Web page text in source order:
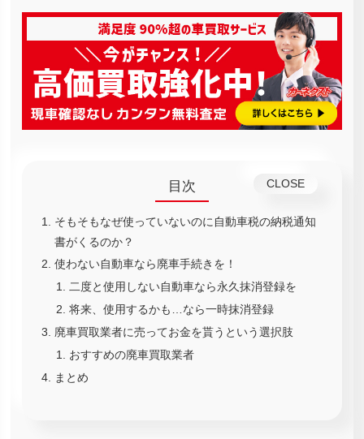
目次
そもそもなぜ使っていないのに自動車税の納税通知
書がくるのか？
使わない自動車なら廃車手続きを！
二度と使用しない自動車なら永久抹消登録を
将来、使用するかも…なら一時抹消登録
廃車買取業者に売ってお金を貰うという選択肢
おすすめの廃車買取業者
まとめ